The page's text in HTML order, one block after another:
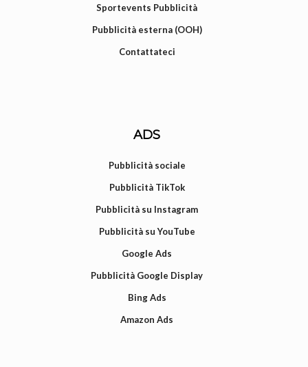
Sportevents Pubblicità
Pubblicità esterna (OOH)
Contattateci
ADS
Pubblicità sociale
Pubblicità TikTok
Pubblicità su Instagram
Pubblicità su YouTube
Google Ads
Pubblicità Google Display
Bing Ads
Amazon Ads